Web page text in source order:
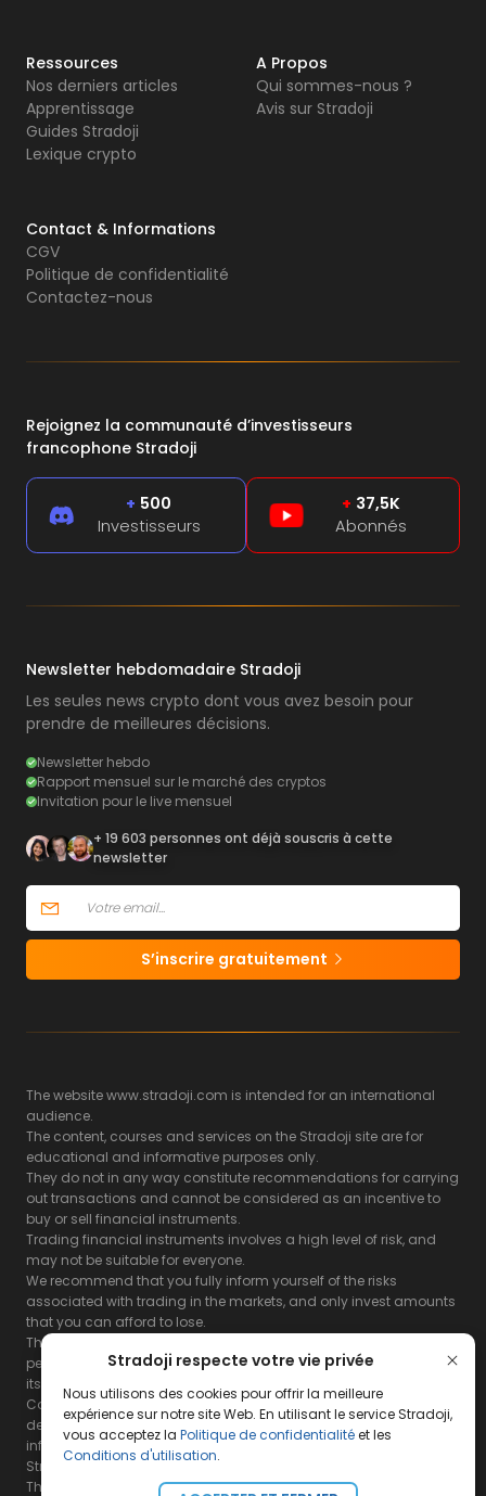
Stradoji respecte votre vie privée
Nous utilisons des cookies pour offrir la meilleure
expérience sur notre site Web. En utilisant le service Stradoji,
vous acceptez la Politique de confidentialitéet les
Conditions d'utilisation.
Ressources
Nos derniers articles
Apprentissage
Guides Stradoji
Lexique crypto
A Propos
Qui sommes-nous ?
Avis sur Stradoji
Contact & Informations
CGV
Politique de confidentialité
Contactez-nous
Rejoignez la communauté d’investisseurs
francophone Stradoji
+ 500
Investisseurs
+ 37,5K
Abonnés
Newsletter hebdomadaire Stradoji
Les seules news crypto dont vous avez besoin pour
prendre de meilleures décisions.
Newsletter hebdo
Rapport mensuel sur le marché des cryptos
Invitation pour le live mensuel
+ 19 603 personnes ont déjà souscris à cette
newsletter
S’inscrire gratuitement
The website www.stradoji.com is intended for an international
audience.
The content, courses and services on the Stradoji site are for
educational and informative purposes only.
They do not in any way constitute recommendations for carrying
out transactions and cannot be considered as an incentive to
buy or sell financial instruments.
Trading financial instruments involves a high level of risk, and
may not be suitable for everyone.
We recommend that you fully inform yourself of the risks
associated with trading in the markets, and only invest amounts
that you can afford to lose.
The Stradoji site does not guarantee the results or the
performance of products based on the information contained on
its site and its servers.
Consequently, the Stradoji site and its publishing company
decline all responsibility in the use that may be made of this
information and the consequences that may result therefrom.
Stradoji Services are not authorized for US citizens or US residents.
The full legal notices areavailable here.